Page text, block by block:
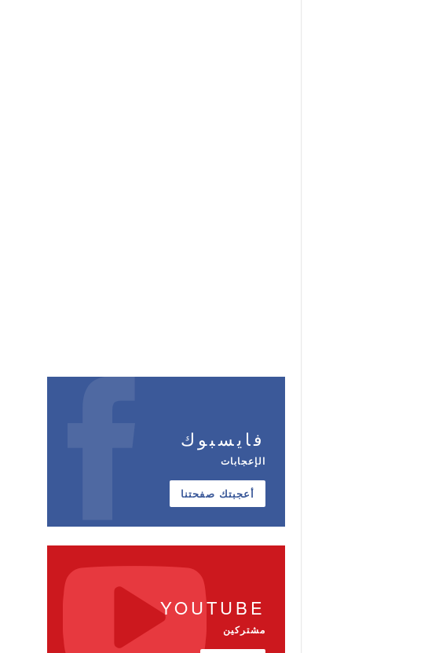
فايسبوك
الإعجابات
أعجبتك صفحتنا
YOUTUBE
مشتركين